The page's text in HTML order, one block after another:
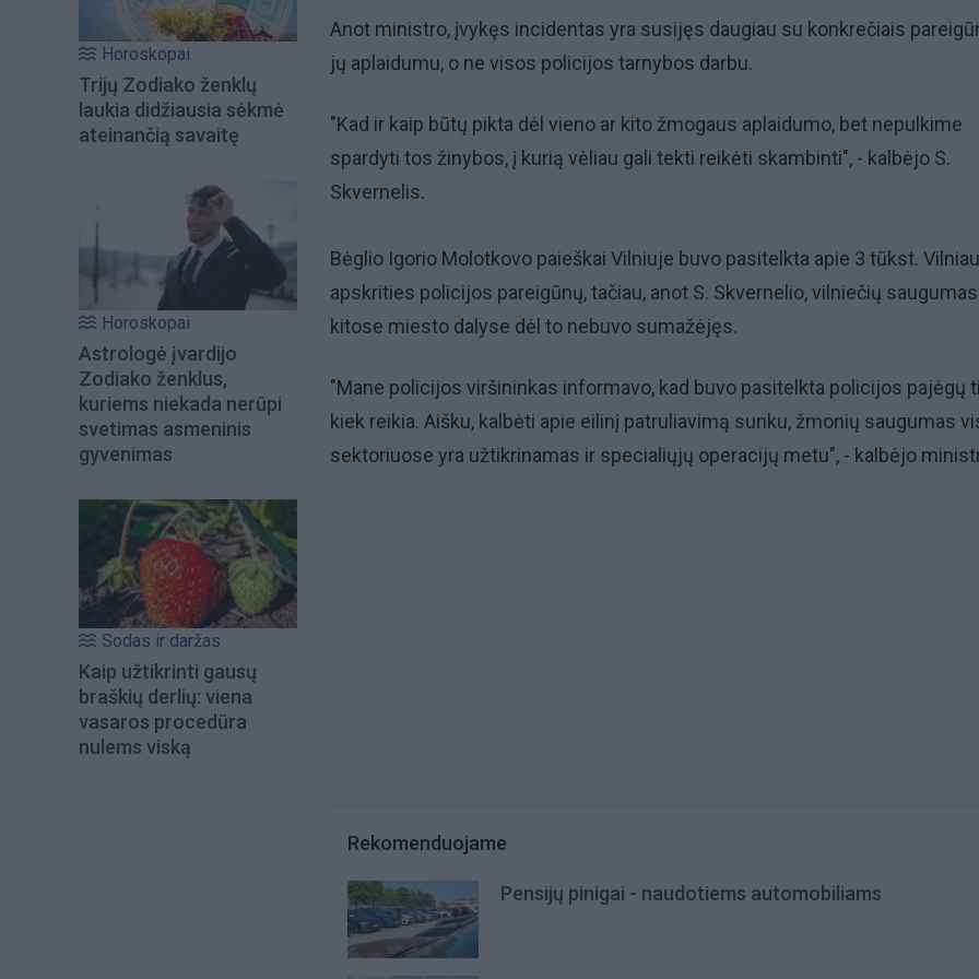
Horoskopai
Trijų Zodiako ženklų
laukia didžiausia sėkmė
ateinančią savaitę
Horoskopai
Astrologė įvardijo
Zodiako ženklus,
kuriems niekada nerūpi
svetimas asmeninis
gyvenimas
Sodas ir daržas
Kaip užtikrinti gausų
braškių derlių: viena
vasaros procedūra
nulems viską
Anot ministro, įvykęs incidentas yra susijęs daugiau su konkrečiais
jų aplaidumu, o ne visos policijos tarnybos darbu.
"Kad ir kaip būtų pikta dėl vieno ar kito žmogaus aplaidumo, bet nepulkime
spardyti tos žinybos, į kurią vėliau gali tekti reikėti skambinti", - kalbėjo S.
Skvernelis.
Bėglio Igorio Molotkovo paieškai Vilniuje buvo pasitelkta apie 3 tūkst.
apskrities policijos pareigūnų, tačiau, anot S. Skvernelio, vilniečių saugumas
kitose miesto dalyse dėl to nebuvo sumažėjęs.
"Mane policijos viršininkas informavo, kad buvo pasitelkta policijos pajėgų
kiek reikia. Aišku, kalbėti apie eilinį patruliavimą sunku, žmonių saugumas
sektoriuose yra užtikrinamas ir specialiųjų operacijų metu", - kalbėjo
Rekomenduojame
Pensijų pinigai - naudotiems automobiliams